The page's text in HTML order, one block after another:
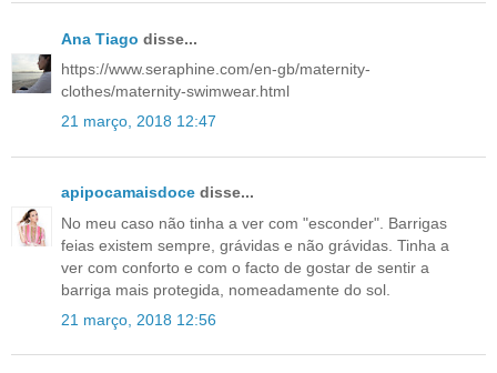
Ana Tiago disse...
https://www.seraphine.com/en-gb/maternity-
clothes/maternity-swimwear.html
21 março, 2018 12:47
apipocamaisdoce disse...
No meu caso não tinha a ver com "esconder". Barrigas
feias existem sempre, grávidas e não grávidas. Tinha a
ver com conforto e com o facto de gostar de sentir a
barriga mais protegida, nomeadamente do sol.
21 março, 2018 12:56